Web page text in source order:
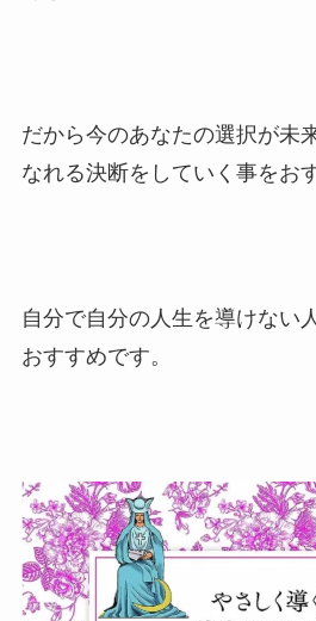
だから今のあなたの選択が未
なれる決断をしていく事をお
自分で自分の人生を導けない
おすすめです。